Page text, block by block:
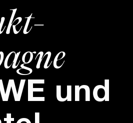
und